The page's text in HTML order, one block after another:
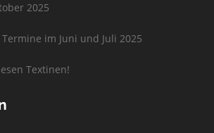
2025
im Juni und Juli 2025
Textinen!